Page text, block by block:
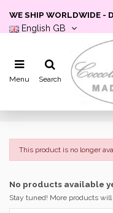
WE SHIP WORLDWIDE -
English GB
Menu Search
This product is no longer
No products available
Stay tuned! More products